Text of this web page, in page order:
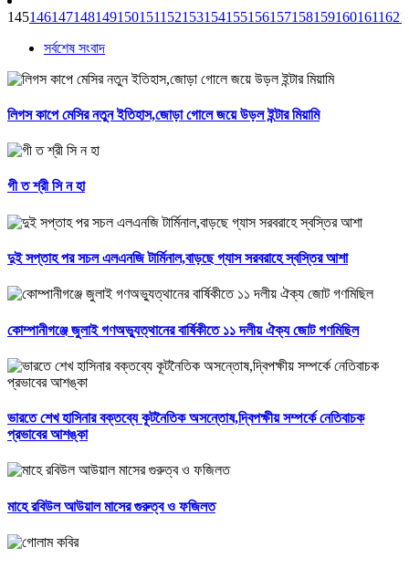
145146147148149150151152153154155156157158159160161162
সর্বশেষ সংবাদ
লিগস কাপে মেসির নতুন ইতিহাস,জোড়া গোলে জয়ে উড়ল ইন্টার মিয়ামি
গী ত শ্রী সি ন হা
দুই সপ্তাহ পর সচল এলএনজি টার্মিনাল,বাড়ছে গ্যাস সরবরাহে স্বস্তির আশা
কোম্পানীগঞ্জে জুলাই গণঅভ্যুত্থানের বার্ষিকীতে ১১ দলীয় ঐক্য জোট গণমিছিল
ভারতে শেখ হাসিনার বক্তব্যে কূটনৈতিক অসন্তোষ,দ্বিপক্ষীয় সম্পর্কে নেতিবাচক
প্রভাবের আশঙ্কা
মাহে রবিউল আউয়াল মাসের গুরুত্ব ও ফজিলত